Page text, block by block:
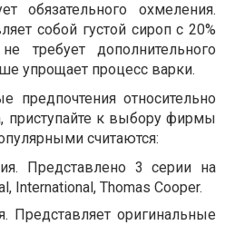
обязательного охмеления.
собой густой сироп с 20%
требует дополнительного
упрощает процесс варки.
предпочтения относительно
приступайте к выбору фирмы
считаются:
Представлено 3 серии на
International, Thomas Cooper.
Представляет оригинальные